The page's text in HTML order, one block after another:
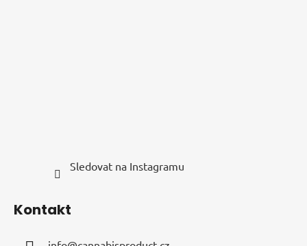
Sledovat na Instagramu
Kontakt